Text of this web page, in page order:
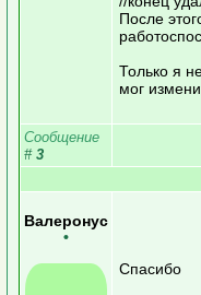
После
Только я
мог
Сообщение
# 3
Валеронус
•
Спасибо